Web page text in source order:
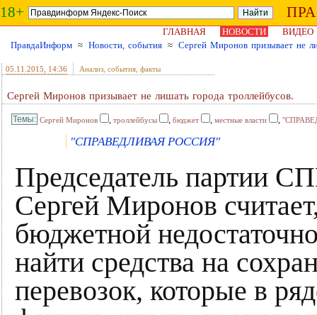
18+
ГЛАВНАЯ НОВОСТИ
ВИДЕО
ПравдаИнформ ≈ Новости, события ≈ Сергей Миронов призывает не
05.11.2015 , 14:36 Анализ, события, факты
Сергей Миронов призывает не лишать города троллейбусов.
Сергей Миронов , троллейбусы , бюджет , местные власти ,
"СПРАВЕДЛИВАЯ РОССИЯ"
Председатель
Сергей Миронов
бюджетной
найти средства на
перевозок, которые в